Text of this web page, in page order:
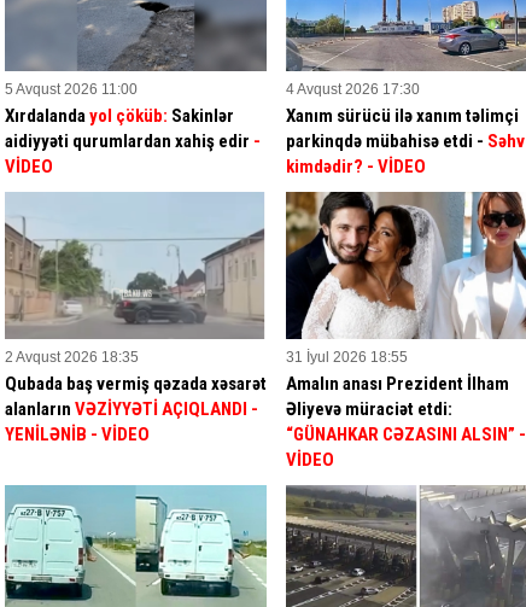
5 Avqust 2026 11:00
Xırdalandayol çöküb: Sakinlər
aidiyyəti qurumlardan xahiş edir -
VİDEO
4 Avqust 2026 17:30
Xanım sürücü ilə xanım təlimçi
parkinqdə mübahisə etdi - Səhv
kimdədir? - VİDEO
2 Avqust 2026 18:35
Qubada baş vermiş qəzada xəsarət
alanların VƏZİYYƏTİ AÇIQLANDI -
YENİLƏNİB - VİDEO
31 İyul 2026 18:55
Amalın anası Prezident İlham
Əliyevə müraciət etdi:
“GÜNAHKAR CƏZASINI ALSIN” -
VİDEO